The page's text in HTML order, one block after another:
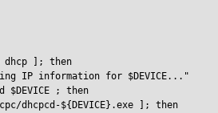
dhcp ]; then
IP information for $DEVICE..."
$DEVICE ; then
dhcpcd-${DEVICE}.exe ]; then